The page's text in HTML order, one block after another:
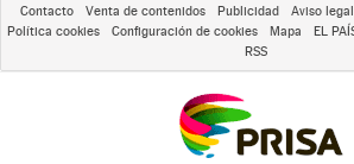
Contacto Venta de contenidos Publicidad Aviso legal
Política cookies
Configuración de cookies Mapa EL
RSS